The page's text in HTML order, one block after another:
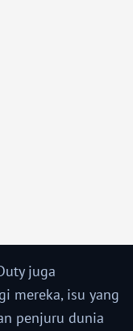
juga
mereka, isu yang
penjuru dunia